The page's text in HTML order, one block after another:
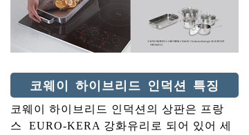
코웨이 하이브리드 인덕션 특징
코웨이 하이브리드 인덕션의 상판은 프랑
스 EURO-KERA 강화유리로 되어 있어 세